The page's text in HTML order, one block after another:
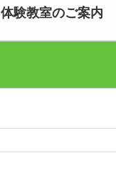
体験教室のご案内